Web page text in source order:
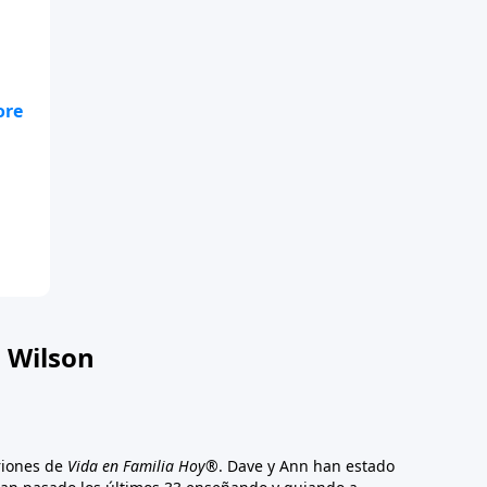
de Vida en Familia Hoy®. Dave y Ann han estado